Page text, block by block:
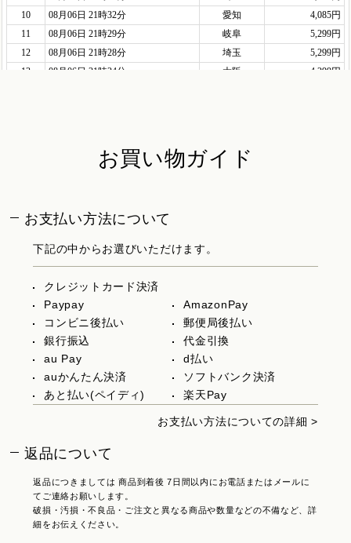
お買い物ガイド
お支払い方法について
下記の中からお選びいただけます。
クレジットカード決済
Paypay
AmazonPay
コンビニ後払い
郵便局後払い
銀行振込
代金引換
au Pay
d払い
auかんたん決済
ソフトバンク決済
あと払い(ペイディ)
楽天Pay
お支払い方法についての詳細 >
返品について
返品につきましては 商品到着後 7日間以内にお電話またはメールに
てご連絡お願いします。
破損・汚損・不良品・ご注文と異なる商品や数量などの不備など、詳
細をお伝えください。